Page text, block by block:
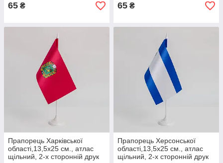
65 ₴ 65 ₴
Прапорець Харківської
області,13,5х25 см., атлас
щільний, 2-х сторонній друк
Прапорець Херсонської
області,13,5х25 см., атлас
щільний, 2-х сторонній друк